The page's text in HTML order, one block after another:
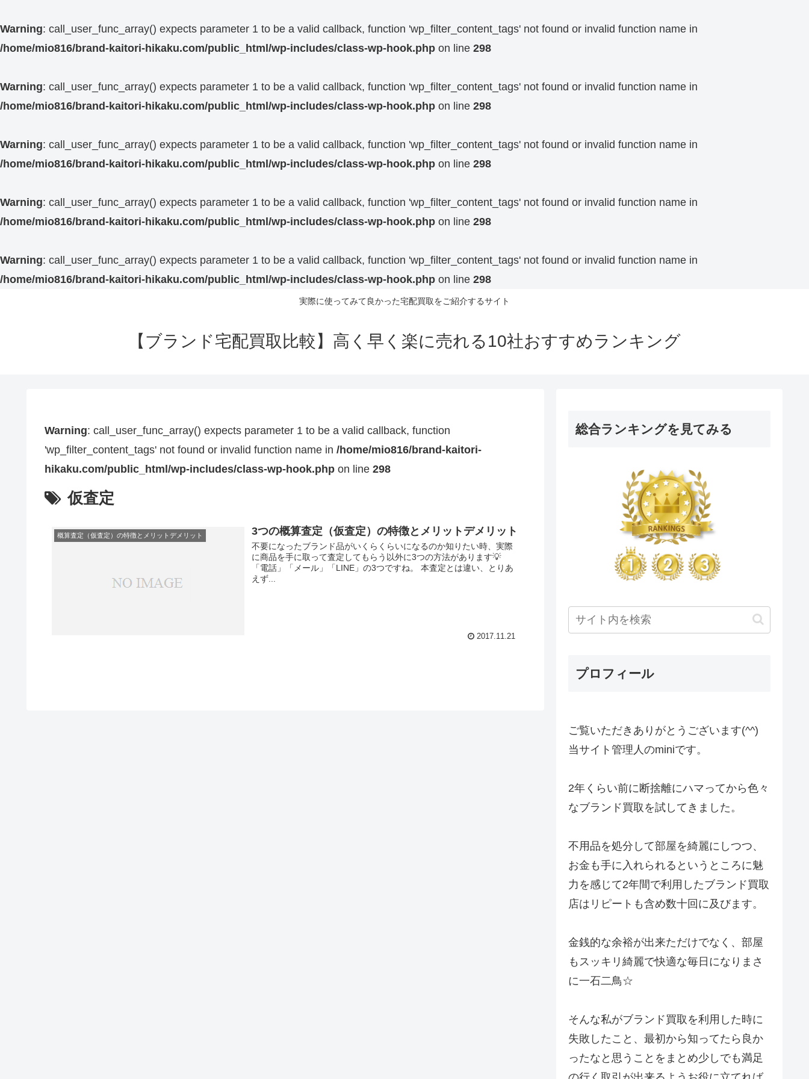
Warning: call_user_func_array() expects parameter 1 to be a valid callback, function 'wp_filter_content_tags' not found or invalid function name in
/home/mio816/brand-kaitori-hikaku.com/public_html/wp-includes/class-wp-hook.php on line 298
Warning: call_user_func_array() expects parameter 1 to be a valid callback, function 'wp_filter_content_tags' not found or invalid function name in
/home/mio816/brand-kaitori-hikaku.com/public_html/wp-includes/class-wp-hook.php on line 298
Warning: call_user_func_array() expects parameter 1 to be a valid callback, function 'wp_filter_content_tags' not found or invalid function name in
/home/mio816/brand-kaitori-hikaku.com/public_html/wp-includes/class-wp-hook.php on line 298
Warning: call_user_func_array() expects parameter 1 to be a valid callback, function 'wp_filter_content_tags' not found or invalid function name in
/home/mio816/brand-kaitori-hikaku.com/public_html/wp-includes/class-wp-hook.php on line 298
Warning: call_user_func_array() expects parameter 1 to be a valid callback, function 'wp_filter_content_tags' not found or invalid function name in
/home/mio816/brand-kaitori-hikaku.com/public_html/wp-includes/class-wp-hook.php on line 298
実際に使ってみて良かった宅配買取をご紹介するサイト
【ブランド宅配買取比較】高く早く楽に売れる10社おすすめランキング
Warning: call_user_func_array() expects parameter 1 to be a valid callback, function
'wp_filter_content_tags' not found or invalid function name in /home/mio816/brand-kaitori-
hikaku.com/public_html/wp-includes/class-wp-hook.php on line 298
仮査定
概算査定（仮査定）の特徴とメリットデメリット 3つの概算査定（仮査定）の特徴とメリットデメリット
不要になったブランド品がいくらくらいになるのか知りたい時、実際
に商品を手に取って査定してもらう以外に3つの方法があります💡
「電話」「メール」「LINE」の3つですね。 本査定とは違い、とりあ
えず...
2017.11.21
総合ランキングを見てみる
プロフィール
ご覧いただきありがとうございます(^^)
当サイト管理人のminiです。
2年くらい前に断捨離にハマってから色々
なブランド買取を試してきました。
不用品を処分して部屋を綺麗にしつつ、
お金も手に入れられるというところに魅
力を感じて2年間で利用したブランド買取
店はリピートも含め数十回に及びます。
金銭的な余裕が出来ただけでなく、部屋
もスッキリ綺麗で快適な毎日になりまさ
に一石二鳥☆
そんな私がブランド買取を利用した時に
失敗したこと、最初から知ってたら良か
ったなと思うことをまとめ少しでも満足